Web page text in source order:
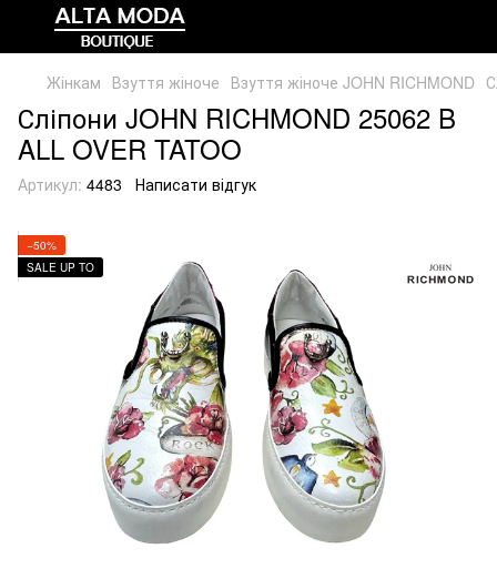
Жінкам Взуття жіноче Взуття жіноче JOHN RICHMOND
Сліпони JOHN RICHMOND 25062 B
ALL OVER TATOO
Артикул: 4483 Написати відгук
−50%
SALE UP TO